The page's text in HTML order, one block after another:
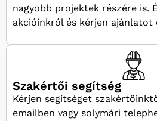
nagyobb projektek részére is.
akcióinkról és kérjen ajánlatot
Szakértői segítség
Kérjen segítséget
emailben vagy solymári